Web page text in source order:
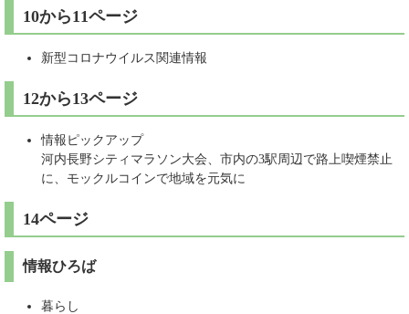
10から11ページ
新型コロナウイルス関連情報
12から13ページ
情報ピックアップ
河内長野シティマラソン大会、市内の3駅周辺で路上喫煙禁止
に、モックルコインで地域を元気に
14ページ
情報ひろば
暮らし